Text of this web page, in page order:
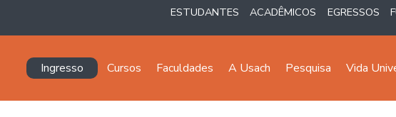
ESTUDANTES ACADÊMICOS EGRESSOS
Navegación principal
Ingresso Cursos Faculdades A Usach Pesquisa Vida